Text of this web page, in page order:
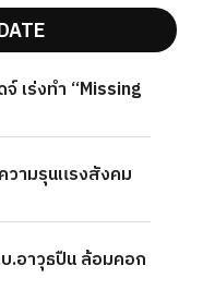
เร่งทำ “Missing
ามรุนแรงสังคม
.อาวุธปืน ล้อมคอก